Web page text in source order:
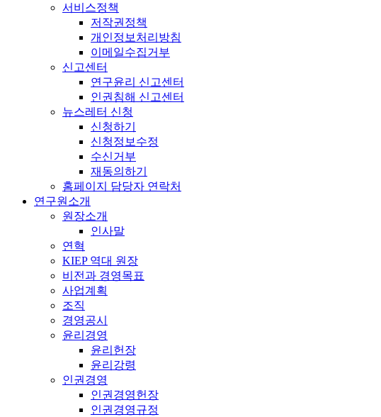
서비스정책
저작권정책
개인정보처리방침
이메일수집거부
신고센터
연구윤리 신고센터
인권침해 신고센터
뉴스레터 신청
신청하기
신청정보수정
수신거부
재동의하기
홈페이지 담당자 연락처
연구원소개
원장소개
인사말
연혁
KIEP 역대 원장
비전과 경영목표
사업계획
조직
경영공시
윤리경영
윤리헌장
윤리강령
인권경영
인권경영헌장
인권경영규정